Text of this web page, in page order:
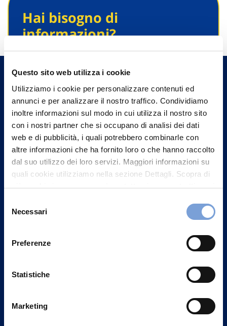
Questo sito web utilizza i cookie
Utilizziamo i cookie per personalizzare contenuti ed
annunci e per analizzare il nostro traffico. Condividiamo
inoltre informazioni sul modo in cui utilizza il nostro sito
con i nostri partner che si occupano di analisi dei dati
web e di pubblicità, i quali potrebbero combinarle con
altre informazioni che ha fornito loro o che hanno raccolto
dal suo utilizzo dei loro servizi. Maggiori informazioni su
quali cookie utilizziamo nella sezione Dettagli. Scopra di
più su chi siamo, come può contattarci e come trattiamo i
può trovare nel footer del sito nella sezione "Informativa
delNecessari
Preferenze
Statistiche
Marketing
Hai bisogno di
informazioni?
Trova l'Agenzia più vicina a te e parla con
Contattaci
Vittoria Assicurazioni S.p.A.
20149 Milano
FAQ